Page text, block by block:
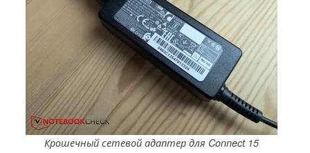
Крошечный сетевой адаптер для Connect 15